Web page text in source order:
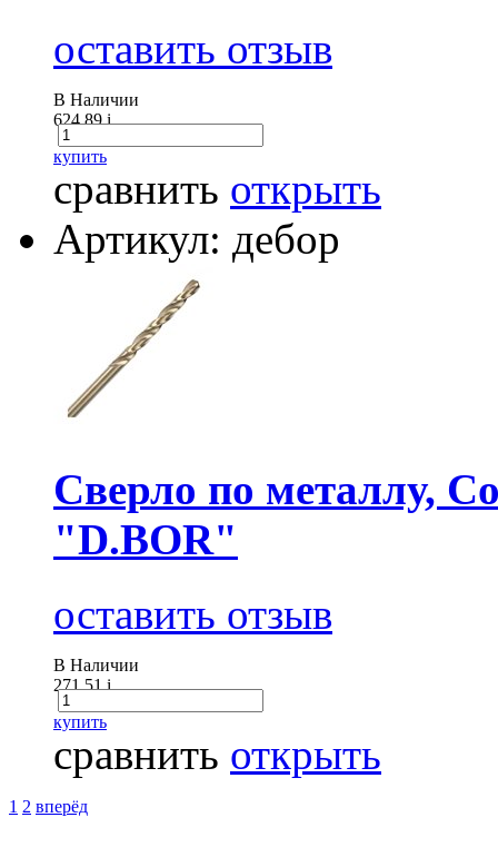
оставить отзыв
В Наличии
624.89i
купить
сравнить открыть
Артикул: дебор
Сверло по металлу,
"D.BOR"
оставить отзыв
В Наличии
271.51i
купить
сравнить открыть
1 2 вперёд